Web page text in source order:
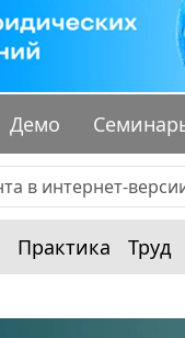
Демо
Практика Труд